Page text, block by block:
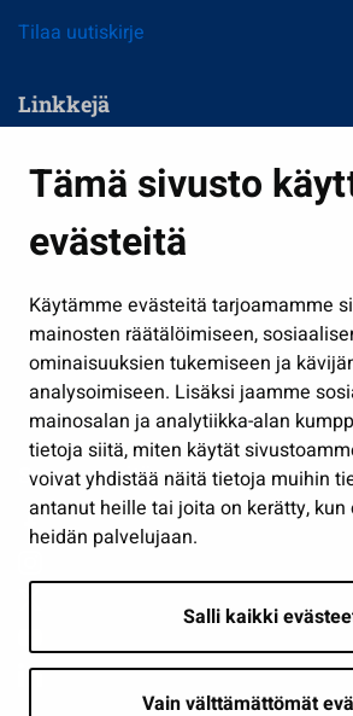
Tämä sivusto
evästeitä
Käytämme evästeitä tarjoamamme
mainosten räätälöimiseen,
ominaisuuksien tukemiseen ja
analysoimiseen. Lisäksi jaamme
mainosalan ja analytiikka-alan
tietoja siitä, miten käytät
voivat yhdistää näitä tietoja muihin
antanut heille tai joita on kerätty,
heidän palvelujaan.
Salli kaikki
Vain välttämättömät
Tilaa uutiskirje
Linkkejä
Kasvatus ja opetus
Kulttuuri ja liikunta
Työ ja yrittäminen
Osallistu ja asioi
Näytä omat evästeasetukseni
Seuraa meitä